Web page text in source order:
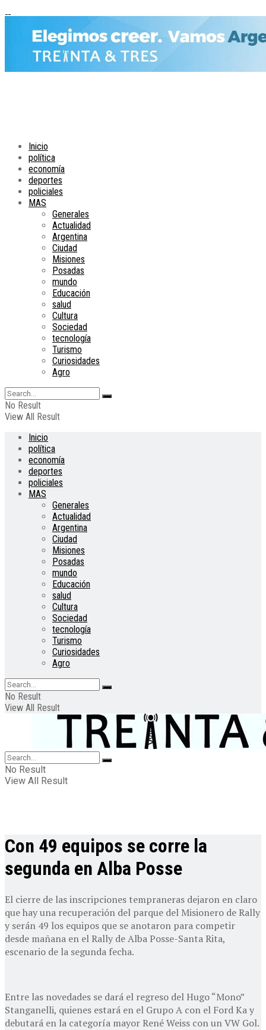
Inicio
política
economía
deportes
policiales
MAS
Generales
Actualidad
Argentina
Ciudad
Misiones
Posadas
mundo
Educación
salud
Cultura
Sociedad
tecnología
Turismo
Curiosidades
Agro
No Result
View All Result
Inicio
política
economía
deportes
policiales
MAS
Generales
Actualidad
Argentina
Ciudad
Misiones
Posadas
mundo
Educación
salud
Cultura
Sociedad
tecnología
Turismo
Curiosidades
Agro
No Result
View All Result
No Result
View All Result
Con 49 equipos se corre la
segunda en Alba Posse
El cierre de las inscripciones tempraneras dejaron en claro
que hay una recuperación del parque del Misionero de Rally
y serán 49 los equipos que se anotaron para competir
desde mañana en el Rally de Alba Posse-Santa Rita,
escenario de la segunda fecha.
Entre las novedades se dará el regreso del Hugo “Mono”
Stanganelli, quienes estará en el Grupo A con el Ford Ka y
debutará en la categoría mayor René Weiss con un VW Gol.